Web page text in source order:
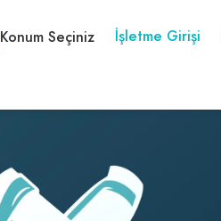
Konum Seçiniz İşletme Girişi